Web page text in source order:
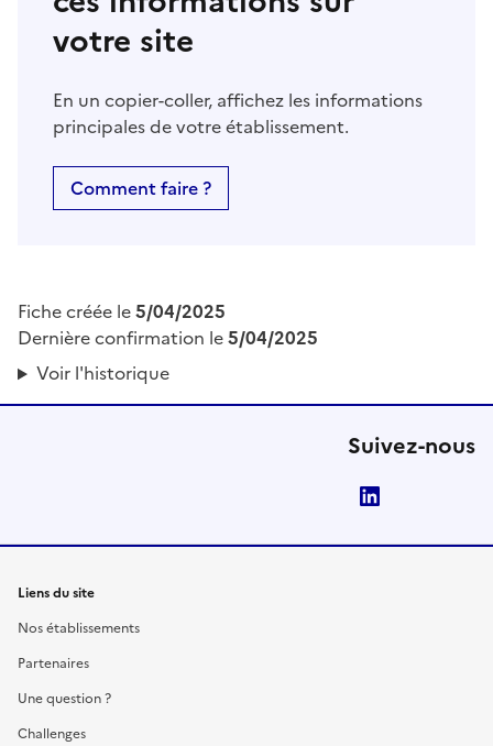
votre site
En un copier-coller, affichez les informations
principales de votre établissement.
Comment faire ?
Fiche créée le5/04/2025
Dernière confirmation le5/04/2025
Voir l'historique
Suivez-nous
Liens du site
Nos établissements
Partenaires
Une question ?
Challenges